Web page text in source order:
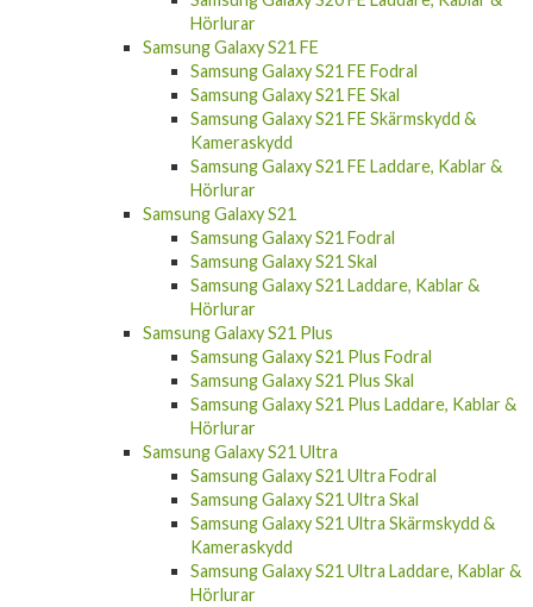
Hörlurar
Samsung Galaxy S21 FE
Samsung Galaxy S21 FE Fodral
Samsung Galaxy S21 FE Skal
Samsung Galaxy S21 FE Skärmskydd &
Kameraskydd
Samsung Galaxy S21 FE Laddare, Kablar &
Hörlurar
Samsung Galaxy S21
Samsung Galaxy S21 Fodral
Samsung Galaxy S21 Skal
Samsung Galaxy S21 Laddare, Kablar &
Hörlurar
Samsung Galaxy S21 Plus
Samsung Galaxy S21 Plus Fodral
Samsung Galaxy S21 Plus Skal
Samsung Galaxy S21 Plus Laddare, Kablar &
Hörlurar
Samsung Galaxy S21 Ultra
Samsung Galaxy S21 Ultra Fodral
Samsung Galaxy S21 Ultra Skal
Samsung Galaxy S21 Ultra Skärmskydd &
Kameraskydd
Samsung Galaxy S21 Ultra Laddare, Kablar &
Hörlurar